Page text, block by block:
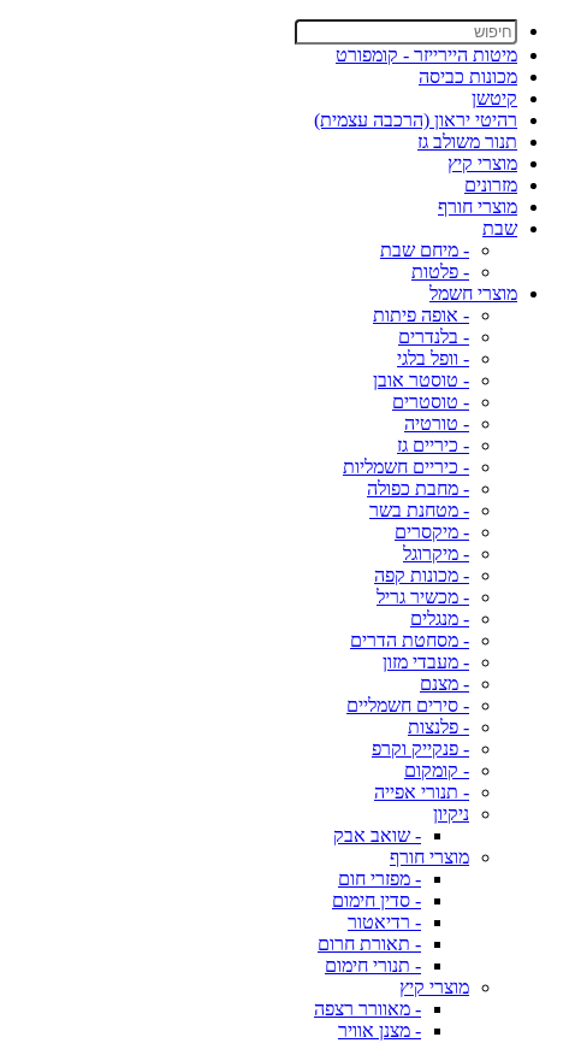
מיטות היירייזר - קומפורט
מכונות כביסה
קיטשן
רהיטי יראון (הרכבה עצמית)
תנור משולב גז
מוצרי קיץ
מזרונים
מוצרי חורף
שבת
- מיחם שבת
- פלטות
מוצרי חשמל
- אופה פיתות
- בלנדרים
- וופל בלגי
- טוסטר אובן
- טוסטרים
- טורטיה
- כיריים גז
- כיריים חשמליות
- מחבת כפולה
- מטחנת בשר
- מיקסרים
- מיקרוגל
- מכונות קפה
- מכשיר גריל
- מנגלים
- מסחטת הדרים
- מעבדי מזון
- מצנם
- סירים חשמליים
- פלנצות
- פנקייק וקרפ
- קומקום
- תנורי אפייה
ניקיון
- שואב אבק
מוצרי חורף
- מפזרי חום
- סדין חימום
- רדיאטור
- תאורת חרום
- תנורי חימום
מוצרי קיץ
- מאוורר רצפה
- מצנן אוויר